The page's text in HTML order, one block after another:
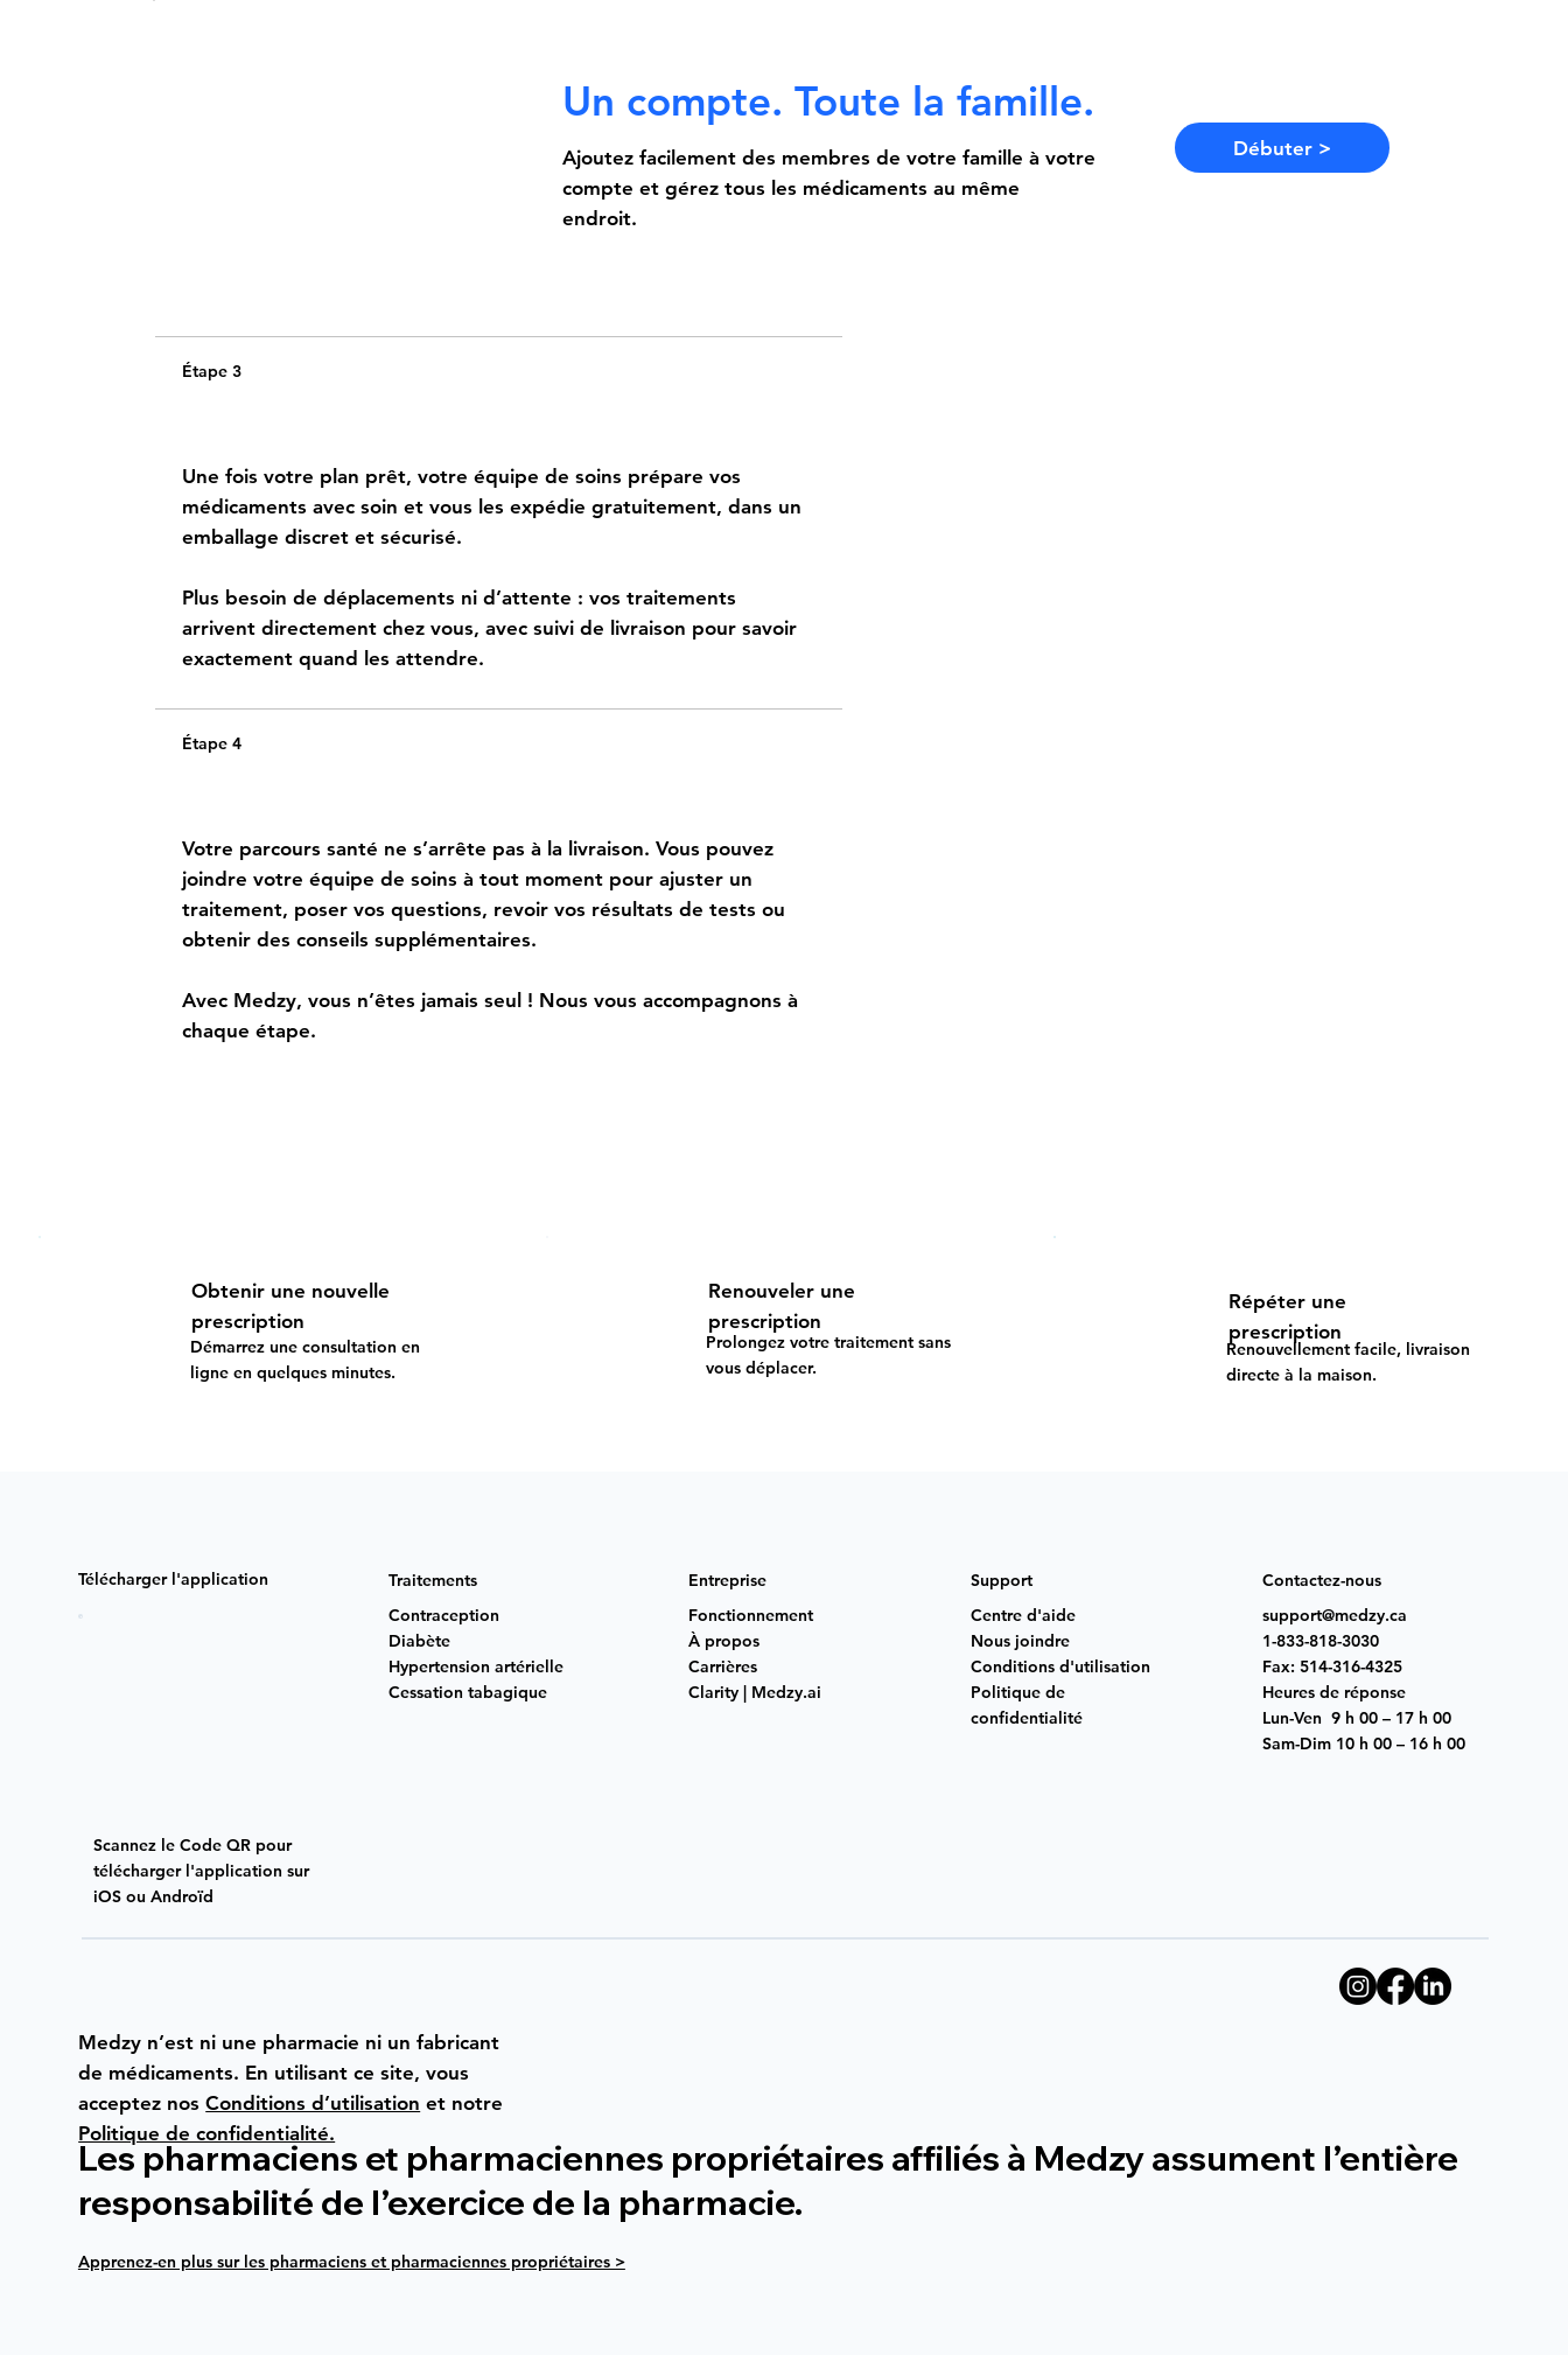
Débuter >
Un compte. Toute la famille.
Ajoutez facilement des membres de votre famille à votre
compte et gérez tous les médicaments au même
endroit.
Étape 3
Une fois votre plan prêt, votre équipe de soins prépare vos
médicaments avec soin et vous les expédie gratuitement, dans un
emballage discret et sécurisé.
Plus besoin de déplacements ni d’attente : vos traitements
arrivent directement chez vous, avec suivi de livraison pour savoir
exactement quand les attendre.
Étape 4
Votre parcours santé ne s’arrête pas à la livraison. Vous pouvez
joindre votre équipe de soins à tout moment pour ajuster un
traitement, poser vos questions, revoir vos résultats de tests ou
obtenir des conseils supplémentaires.
Avec Medzy, vous n’êtes jamais seul ! Nous vous accompagnons à
chaque étape.
Obtenir une nouvelle
prescription
Démarrez une consultation en
ligne en quelques minutes.
Renouveler une
prescription
Prolongez votre traitement sans
vous déplacer.
Répéter une
prescription
Renouvellement facile, livraison
directe à la maison.
Télécharger l'application
Scannez le Code QR pour
télécharger l'application sur
iOS ou Androïd
Apprenez-en plus sur les pharmaciens et pharmaciennes propriétaires >
Traitements
Contraception
Diabète
Hypertension artérielle
Cessation tabagique
Entreprise
Fonctionnement
À propos
Carrières
Clarity | Medzy.ai
Support
Centre d'aide
Nous joindre
Conditions d'utilisation
Politique de
confidentialité
Contactez-nous
support@medzy.ca
1-833-818-3030
Fax: 514-316-4325
Heures de réponse
Lun-Ven 9 h 00 – 17 h 00
Sam-Dim 10 h 00 – 16 h 00
Les pharmaciens et pharmaciennes propriétaires affiliés à Medzy assument l’entière
responsabilité de l’exercice de la pharmacie.
Medzy n’est ni une pharmacie ni un fabricant
de médicaments. En utilisant ce site, vous
acceptez nosConditions d’utilisation et notre
Politique de confidentialité.